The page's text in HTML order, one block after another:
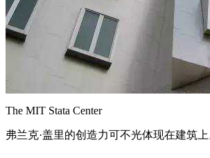
The MIT Stata Center
弗兰克·盖里的创造力可不光体现在建筑上